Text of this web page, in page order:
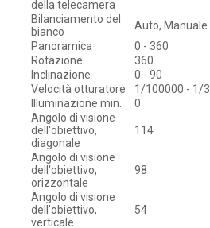
della telecamera
Bilanciamento del
bianco
Auto, Manuale
Panoramica
0 - 360
Rotazione
360
Inclinazione
0 - 90
Velocità otturatore
1/100000 - 1/3
Illuminazione min.
0
Angolo di visione
dell'obiettivo,
diagonale
114
Angolo di visione
dell'obiettivo,
orizzontale
98
Angolo di visione
dell'obiettivo,
verticale
54